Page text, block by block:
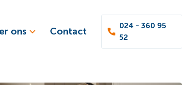
ons Contact
024 - 360 95
52